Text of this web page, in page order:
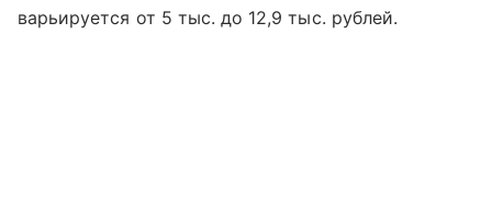
варьируется от 5 тыс. до 12,9 тыс. рублей.